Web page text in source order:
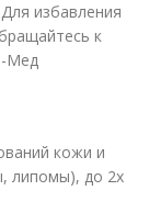
избавления
к
Мед
кожи и
липомы), до 2х